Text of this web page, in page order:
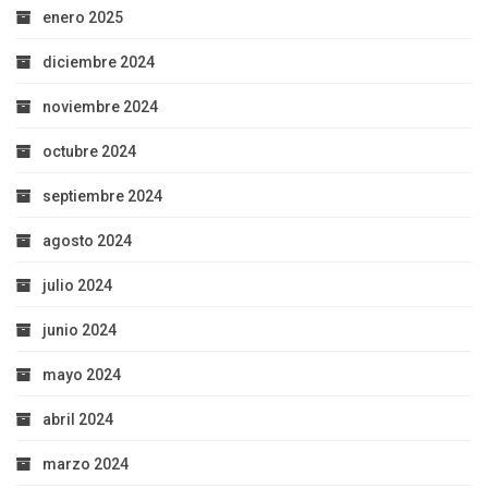
enero 2025
diciembre 2024
noviembre 2024
octubre 2024
septiembre 2024
agosto 2024
julio 2024
junio 2024
mayo 2024
abril 2024
marzo 2024